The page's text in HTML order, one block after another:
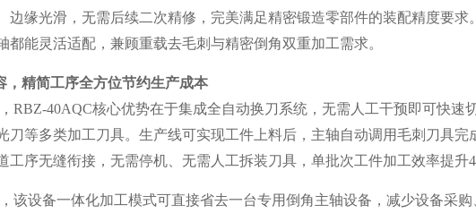
边缘光滑，无需后续二次精修，完美满足精密锻造零部件的装配精度要求
都能灵活适配，兼顾重载去毛刺与精密倒角双重加工需求。
，精简工序全方位节约生产成本
40AQC核心优势在于集成全自动换刀系统，无需人工干预即可快速
刀等多类加工刀具。生产线可实现工件上料后，主轴自动调用毛刺刀具完
工序无缝衔接，无需停机、无需人工拆装刀具，单批次工件加工效率提升
设备一体化加工模式可直接省去一台专用倒角主轴设备，减少设备采